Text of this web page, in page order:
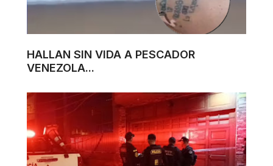
HALLAN SIN VIDA A PESCADOR
VENEZOLA...